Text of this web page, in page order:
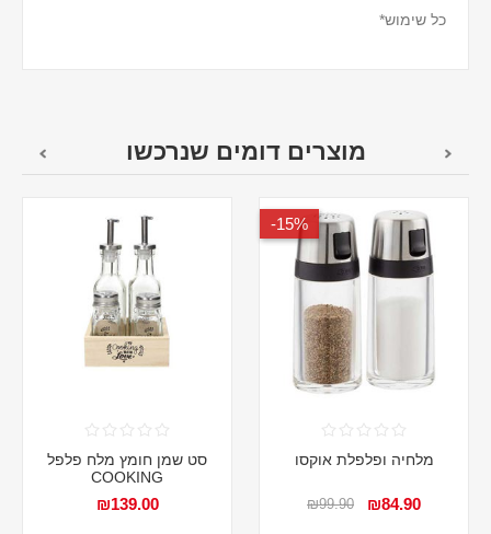
כל שימוש*
מוצרים דומים שנרכשו
15%-
מלחיה ופלפלת אוקסו
₪84.90
₪99.90
סט שמן חומץ מלח פלפל
COOKING
₪139.00